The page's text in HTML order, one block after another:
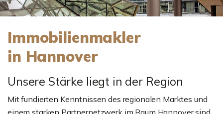
Immobilienmakler
in Hannover
Unsere Stärke liegt in der Region
Mit fundierten Kenntnissen des regionalen Marktes und
einem starken Partnernetzwerk im Raum Hannover sind